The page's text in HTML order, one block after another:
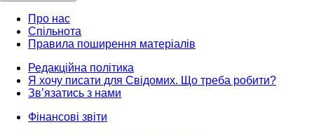
Про нас
Спільнота
Правила поширення матеріалів
Редакційна політика
Я хочу писати для Свідомих. Що треба робити?
Зв’язатись з нами
Фінансові звіти